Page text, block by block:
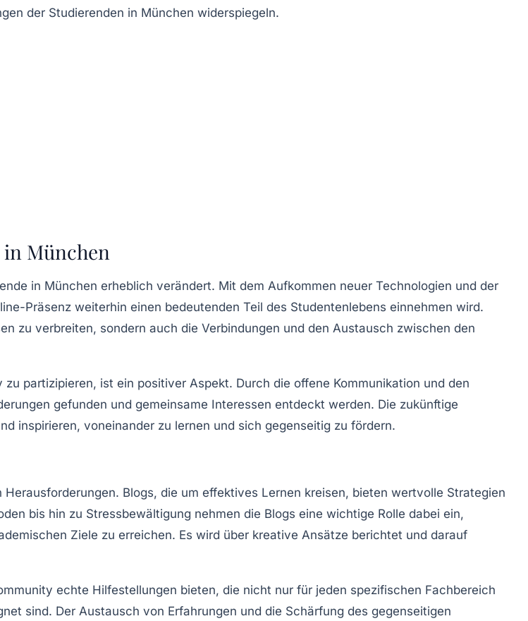
der Studierenden in München widerspiegeln.
München
in München erheblich verändert. Mit dem Aufkommen neuer Technologien und der
Präsenz weiterhin einen bedeutenden Teil des Studentenlebens einnehmen wird.
zu verbreiten, sondern auch die Verbindungen und den Austausch zwischen den
partizipieren, ist ein positiver Aspekt. Durch die offene Kommunikation und den
gefunden und gemeinsame Interessen entdeckt werden. Die zukünftige
inspirieren, voneinander zu lernen und sich gegenseitig zu fördern.
Blogs, die um effektives Lernen kreisen, bieten wertvolle Strategien
bis hin zu Stressbewältigung nehmen die Blogs eine wichtige Rolle dabei ein,
Ziele zu erreichen. Es wird über kreative Ansätze berichtet und darauf
echte Hilfestellungen bieten, die nicht nur für jeden spezifischen Fachbereich
sind. Der Austausch von Erfahrungen und die Schärfung des gegenseitigen